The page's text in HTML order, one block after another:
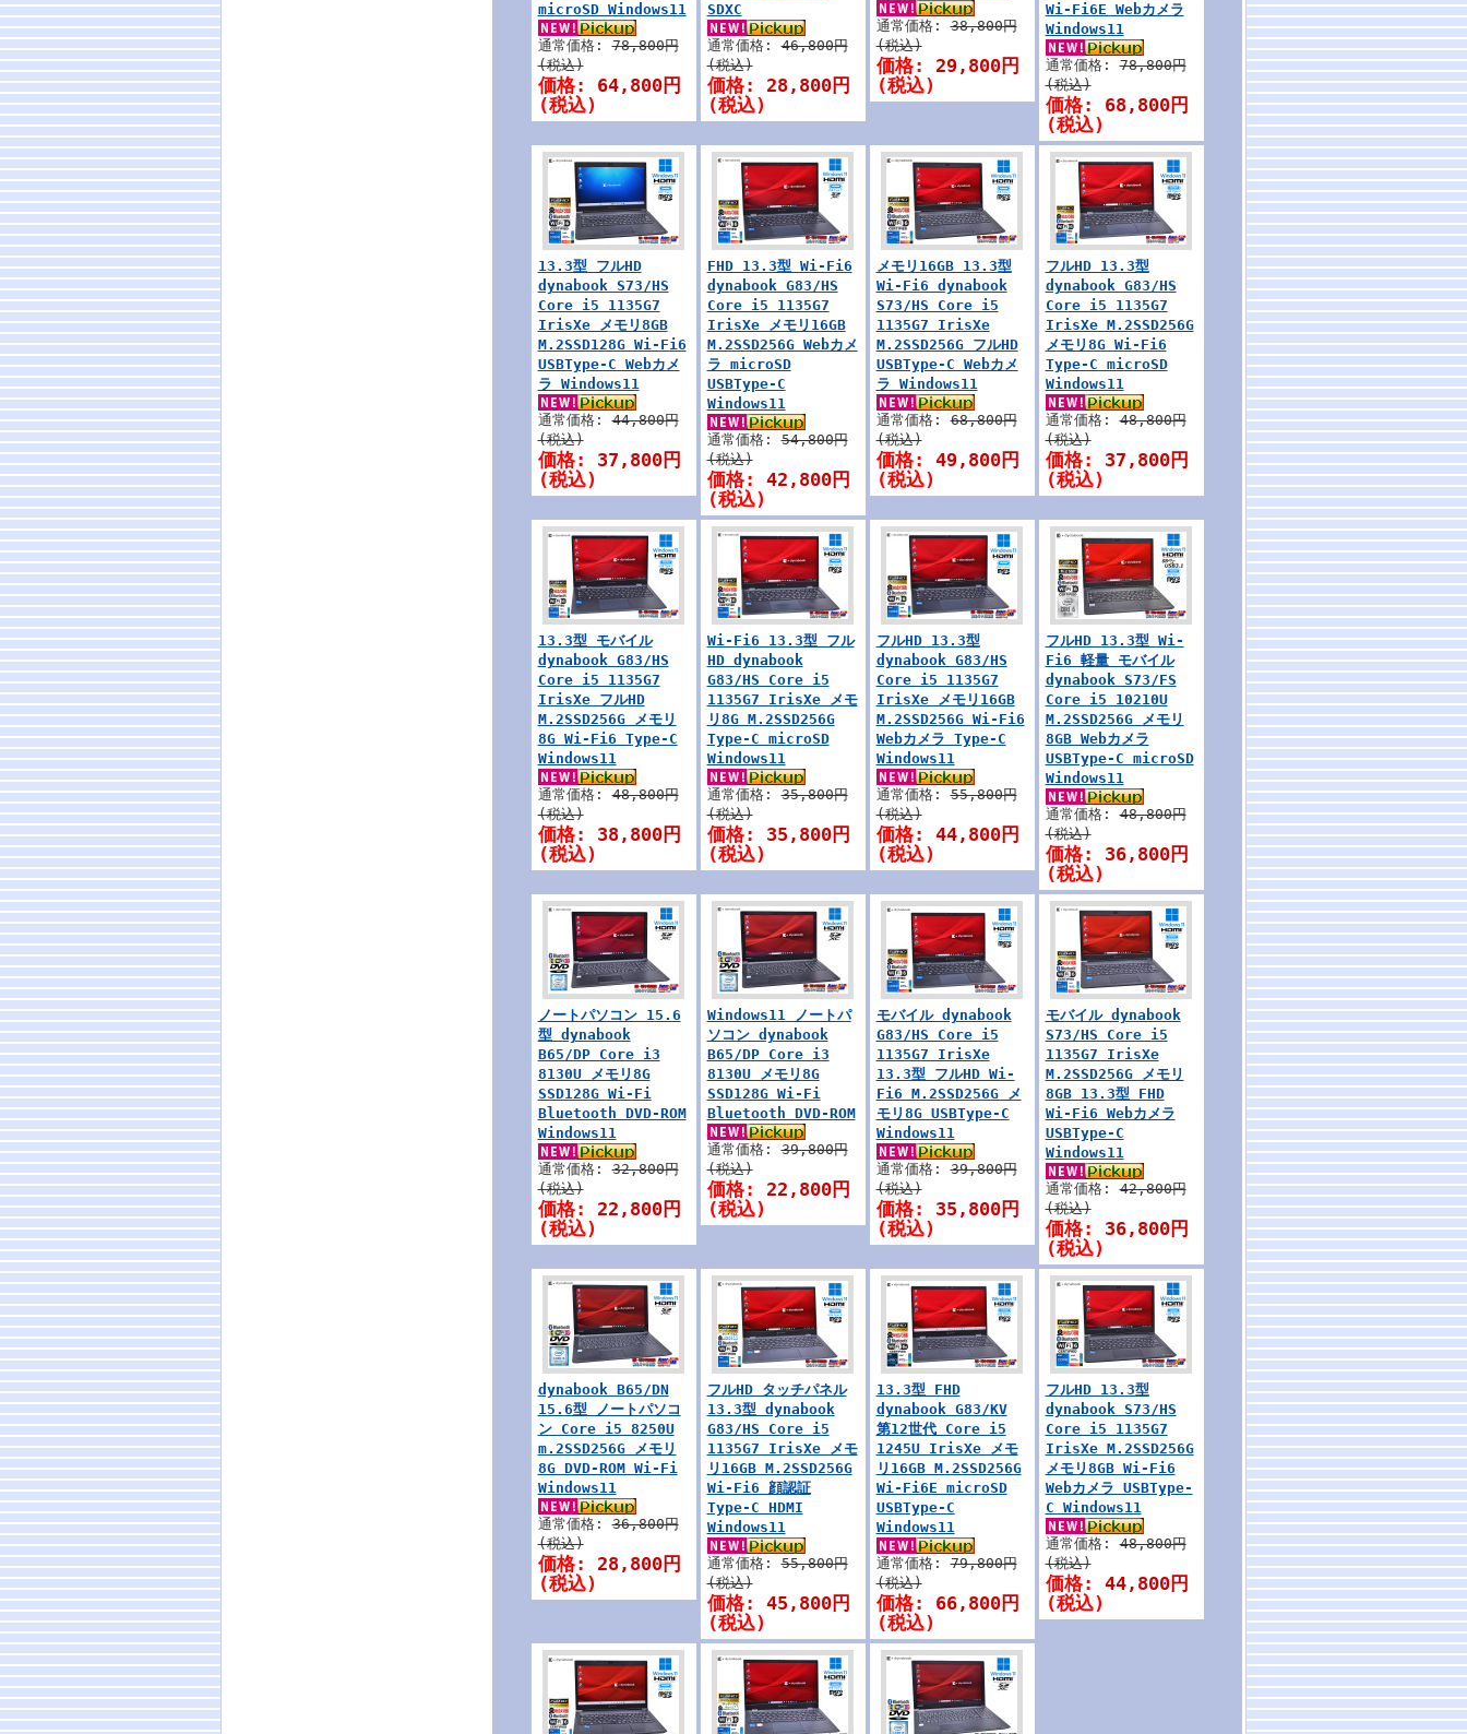
microSD Windows11
通常価格:78,800円
(税込)
価格: 64,800円
(税込)
SDXC
通常価格:46,800円
(税込)
価格: 28,800円
(税込)
通常価格:38,800円
(税込)
価格: 29,800円
(税込)
Wi-Fi6E Webカメラ
Windows11
通常価格:78,800円
(税込)
価格: 68,800円
(税込)
13.3型 フルHD
dynabook S73/HS
Core i5 1135G7
IrisXe メモリ8GB
M.2SSD128G Wi-Fi6
USBType-C Webカメ
ラ Windows11
通常価格:44,800円
(税込)
価格: 37,800円
(税込)
FHD 13.3型 Wi-Fi6
dynabook G83/HS
Core i5 1135G7
IrisXe メモリ16GB
M.2SSD256G Webカメ
ラ microSD
USBType-C
Windows11
通常価格:54,800円
(税込)
価格: 42,800円
(税込)
メモリ16GB 13.3型
Wi-Fi6 dynabook
S73/HS Core i5
1135G7 IrisXe
M.2SSD256G フルHD
USBType-C Webカメ
ラ Windows11
通常価格:68,800円
(税込)
価格: 49,800円
(税込)
フルHD 13.3型
dynabook G83/HS
Core i5 1135G7
IrisXe M.2SSD256G
メモリ8G Wi-Fi6
Type-C microSD
Windows11
通常価格:48,800円
(税込)
価格: 37,800円
(税込)
13.3型 モバイル
dynabook G83/HS
Core i5 1135G7
IrisXe フルHD
M.2SSD256G メモリ
8G Wi-Fi6 Type-C
Windows11
通常価格:48,800円
(税込)
価格: 38,800円
(税込)
Wi-Fi6 13.3型 フル
HD dynabook
G83/HS Core i5
1135G7 IrisXe メモ
リ8G M.2SSD256G
Type-C microSD
Windows11
通常価格:35,800円
(税込)
価格: 35,800円
(税込)
フルHD 13.3型
dynabook G83/HS
Core i5 1135G7
IrisXe メモリ16GB
M.2SSD256G Wi-Fi6
Webカメラ Type-C
Windows11
通常価格:55,800円
(税込)
価格: 44,800円
(税込)
フルHD 13.3型 Wi-
Fi6 軽量 モバイル
dynabook S73/FS
Core i5 10210U
M.2SSD256G メモリ
8GB Webカメラ
USBType-C microSD
Windows11
通常価格:48,800円
(税込)
価格: 36,800円
(税込)
ノートパソコン 15.6
型 dynabook
B65/DP Core i3
8130U メモリ8G
SSD128G Wi-Fi
Bluetooth DVD-ROM
Windows11
通常価格:32,800円
(税込)
価格: 22,800円
(税込)
Windows11 ノートパ
ソコン dynabook
B65/DP Core i3
8130U メモリ8G
SSD128G Wi-Fi
Bluetooth DVD-ROM
通常価格:39,800円
(税込)
価格: 22,800円
(税込)
モバイル dynabook
G83/HS Core i5
1135G7 IrisXe
13.3型 フルHD Wi-
Fi6 M.2SSD256G メ
モリ8G USBType-C
Windows11
通常価格:39,800円
(税込)
価格: 35,800円
(税込)
モバイル dynabook
S73/HS Core i5
1135G7 IrisXe
M.2SSD256G メモリ
8GB 13.3型 FHD
Wi-Fi6 Webカメラ
USBType-C
Windows11
通常価格:42,800円
(税込)
価格: 36,800円
(税込)
dynabook B65/DN
15.6型 ノートパソコ
ン Core i5 8250U
m.2SSD256G メモリ
8G DVD-ROM Wi-Fi
Windows11
通常価格:36,800円
(税込)
価格: 28,800円
(税込)
フルHD タッチパネル
13.3型 dynabook
G83/HS Core i5
1135G7 IrisXe メモ
リ16GB M.2SSD256G
Wi-Fi6 顔認証
Type-C HDMI
Windows11
通常価格:55,800円
(税込)
価格: 45,800円
(税込)
13.3型 FHD
dynabook G83/KV
第12世代 Core i5
1245U IrisXe メモ
リ16GB M.2SSD256G
Wi-Fi6E microSD
USBType-C
Windows11
通常価格:79,800円
(税込)
価格: 66,800円
(税込)
フルHD 13.3型
dynabook S73/HS
Core i5 1135G7
IrisXe M.2SSD256G
メモリ8GB Wi-Fi6
Webカメラ USBType-
C Windows11
通常価格:48,800円
(税込)
価格: 44,800円
(税込)